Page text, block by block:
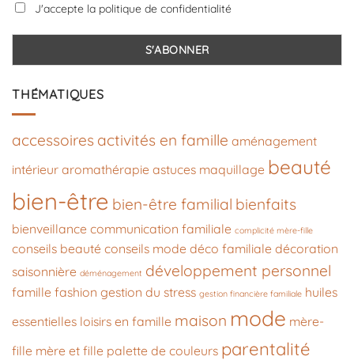
J'accepte la politique de confidentialité
THÉMATIQUES
accessoires activités en famille aménagement
intérieur aromathérapie astuces maquillage beauté
bien-être bien-être familial bienfaits
bienveillance communication familiale complicité mère-fille
conseils beauté conseils mode déco familiale décoration
saisonnière déménagement développement personnel
famille fashion gestion du stress gestion financière familiale huiles
essentielles loisirs en famille maison mode mère-
fille mère et fille palette de couleurs parentalité